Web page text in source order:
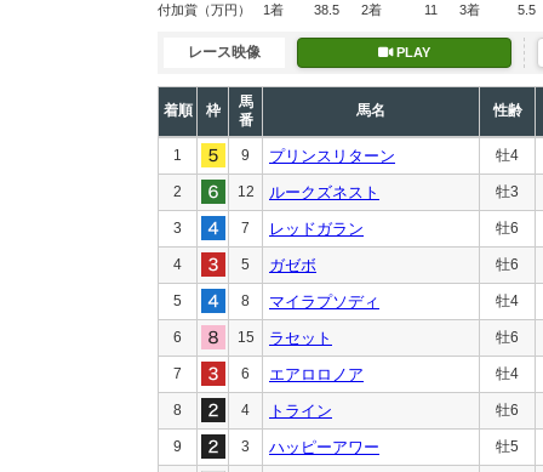
付加賞 （万円） 1着 38.5 2着 11 3着 5.5
レース映像 PLAY
着順 枠
馬
番
馬名 性齢
1 9 プリンスリターン 牡4
2 12 ルークズネスト 牡3
3 7 レッドガラン 牡6
4 5 ガゼボ 牡6
5 8 マイラプソディ 牡4
6 15 ラセット 牡6
7 6 エアロロノア 牡4
8 4 トライン 牡6
9 3 ハッピーアワー 牡5